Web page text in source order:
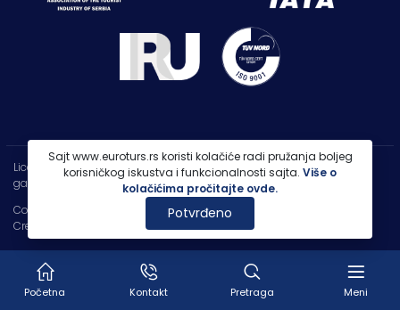
Početna Kontakt Pretraga Meni
Copyright 2026 |
PP Euroturs Niš DOO
Credits
- Designed & Developed byIT Centar
Licenca OTP-A 107/2021
garancija putovanja 250.000€
Sajt www.euroturs.rs koristi kolačiće radi pružanja boljeg
korisničkog iskustva i funkcionalnosti sajta. Više o
kolačićima pročitajte ovde.
Potvrđeno